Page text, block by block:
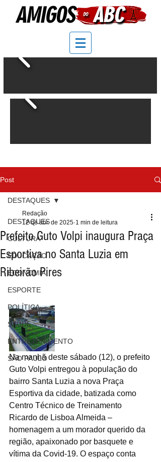
Post
DESTAQUES
CULTURA
EDUCAÇÃO
ECONOMIA
ESPORTE
POLÍTICA
SAÚDE
ENTRETENIMENTO
SÃO PAULO
DESTAQUES
Prefeito Guto Volpi inaugura Praça
Esportiva no Santa Luzia em
Ribeirão Pires
Redação
12 de abr. de 2025 1 min de leitura
Na manhã deste sábado (12), o prefeito
Guto Volpi entregou à população do
bairro Santa Luzia a nova Praça
Esportiva da cidade, batizada como
Centro Técnico de Treinamento
Ricardo de Lisboa Almeida –
homenagem a um morador querido da
região, apaixonado por basquete e
vítima da Covid-19. O espaço conta